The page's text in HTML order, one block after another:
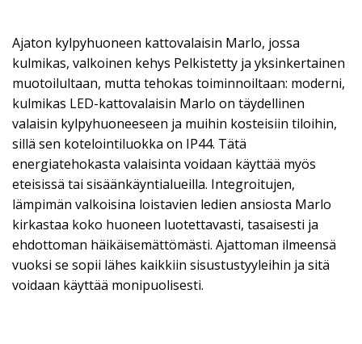
Ajaton kylpyhuoneen kattovalaisin Marlo, jossa
kulmikas, valkoinen kehys Pelkistetty ja yksinkertainen
muotoilultaan, mutta tehokas toiminnoiltaan: moderni,
kulmikas LED-kattovalaisin Marlo on täydellinen
valaisin kylpyhuoneeseen ja muihin kosteisiin tiloihin,
sillä sen kotelointiluokka on IP44. Tätä
energiatehokasta valaisinta voidaan käyttää myös
eteisissä tai sisäänkäyntialueilla. Integroitujen,
lämpimän valkoisina loistavien ledien ansiosta Marlo
kirkastaa koko huoneen luotettavasti, tasaisesti ja
ehdottoman häikäisemättömästi. Ajattoman ilmeensä
vuoksi se sopii lähes kaikkiin sisustustyyleihin ja sitä
voidaan käyttää monipuolisesti.